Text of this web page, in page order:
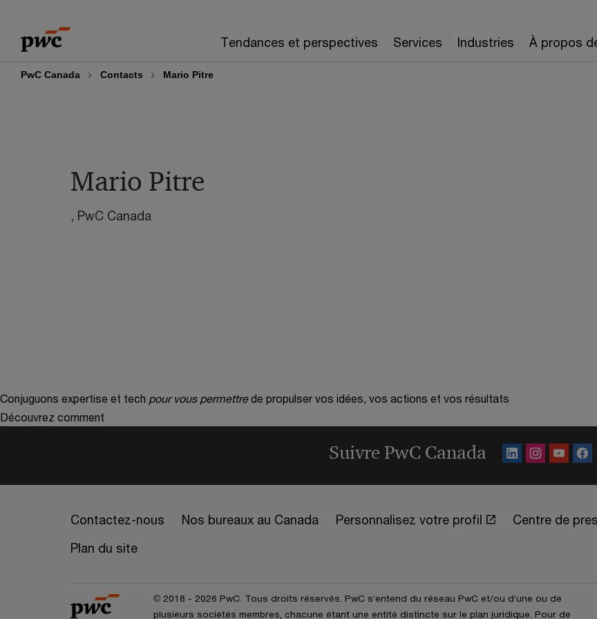
content
footer
Tendances et perspectives Services Industries À propos
PwC Canada Contacts Mario Pitre
Mario Pitre
, PwC Canada
Conjuguons expertise et tech pour vous permettre de propulser vos idées, vos actions et vos résultats
Découvrez comment
Suivre PwC Canada
Contactez-nous Nos bureaux au Canada Personnalisez votre profil Centre de
Plan du site
© 2018 - 2026 PwC. Tous droits réservés. PwC s’entend du réseau PwC et/ou d’une ou de
plusieurs sociétés membres, chacune étant une entité distincte sur le plan juridique. Pour de